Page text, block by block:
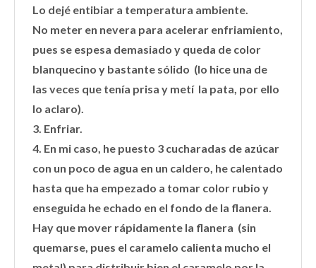
Lo dejé entibiar a temperatura ambiente.
No meter en nevera para acelerar enfriamiento,
pues se espesa demasiado y queda de color
blanquecino y bastante sólido (lo hice una de
las veces que tenía prisa y metí la pata, por ello
lo aclaro).
3. Enfriar.
4. En mi caso, he puesto 3 cucharadas de azúcar
con un poco de agua en un caldero, he calentado
hasta que ha empezado a tomar color rubio y
enseguida he echado en el fondo de la flanera.
Hay que mover rápidamente la flanera (sin
quemarse, pues el caramelo calienta mucho el